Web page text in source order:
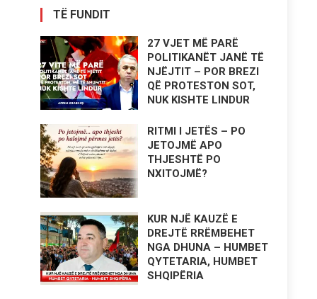
TË FUNDIT
27 VJET MË PARË
POLITIKANËT JANË TË
NJËJTIT – POR BREZI
QË PROTESTON SOT,
NUK KISHTE LINDUR
RITMI I JETËS – PO
JETOJMË APO
THJESHTË PO
NXITOJMË?
KUR NJË KAUZË E
DREJTË RRËMBEHET
NGA DHUNA – HUMBET
QYTETARIA, HUMBET
SHQIPËRIA